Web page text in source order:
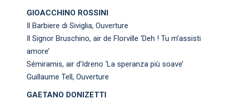
GIOACCHINO ROSSINI
Il Barbiere di Siviglia, Ouverture
Il Signor Bruschino, air de Florville ‘Deh ! Tu m’assisti
amore’
Sémiramis, air d’Idreno ‘La speranza più soave’
Guillaume Tell, Ouverture
GAETANO DONIZETTI